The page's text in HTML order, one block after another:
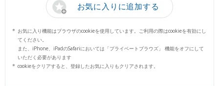
お気に入りに追加する
お気に入り機能はブラウザのcookieを使用しています。ご利用の際はcookieを有効にし
てください。
また、iPhone、iPadのSafariにおいては「プライベートブラウズ」 機能をオフにして
いただく必要があります
cookieをクリアすると、登録したお気に入りもクリアされます。